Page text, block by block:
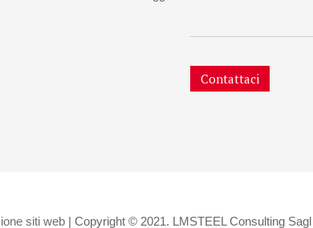
Contattaci
siti web | Copyright © 2021. LMSTEEL Consulting